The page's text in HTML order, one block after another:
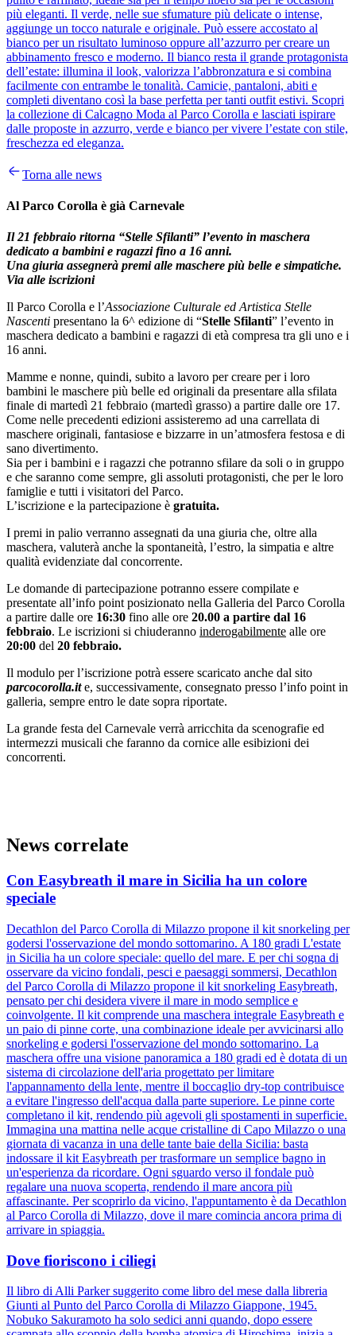
più eleganti. Il verde, nelle sue sfumature più delicate o intense,
aggiunge un tocco naturale e originale. Può essere accostato al
bianco per un risultato luminoso oppure all’azzurro per creare un
abbinamento fresco e moderno. Il bianco resta il grande protagonista
dell’estate: illumina il look, valorizza l’abbronzatura e si combina
facilmente con entrambe le tonalità. Camicie, pantaloni, abiti e
completi diventano così la base perfetta per tanti outfit estivi. Scopri
la collezione di Calcagno Moda al Parco Corolla e lasciati ispirare
dalle proposte in azzurro, verde e bianco per vivere l’estate con stile,
freschezza ed eleganza.
Torna alle news
Al Parco Corolla è già Carnevale
Il 21 febbraio ritorna “Stelle Sfilanti” l’evento in maschera
dedicato a bambini e ragazzi fino a 16 anni.
Una giuria assegnerà premi alle maschere più belle e simpatiche.
Via alle iscrizioni
Il Parco Corolla e l’Associazione Culturale ed Artistica Stelle
Nascenti presentano la 6^ edizione di “Stelle Sfilanti” l’evento in
maschera dedicato a bambini e ragazzi di età compresa tra gli uno e i
16 anni.
Mamme e nonne, quindi, subito a lavoro per creare per i loro
bambini le maschere più belle ed originali da presentare alla sfilata
finale di martedì 21 febbraio (martedì grasso) a partire dalle ore 17.
Come nelle precedenti edizioni assisteremo ad una carrellata di
maschere originali, fantasiose e bizzarre in un’atmosfera festosa e di
sano divertimento.
Sia per i bambini e i ragazzi che potranno sfilare da soli o in gruppo
e che saranno come sempre, gli assoluti protagonisti, che per le loro
famiglie e tutti i visitatori del Parco.
L’iscrizione e la partecipazione è gratuita.
I premi in palio verranno assegnati da una giuria che, oltre alla
maschera, valuterà anche la spontaneità, l’estro, la simpatia e altre
qualità evidenziate dal concorrente.
Le domande di partecipazione potranno essere compilate e
presentate all’info point posizionato nella Galleria del Parco Corolla
a partire dalle ore 16:30 fino alle ore 20.00 a partire dal 16
febbraio. Le iscrizioni si chiuderanno inderogabilmente alle ore
20:00 del 20 febbraio.
Il modulo per l’iscrizione potrà essere scaricato anche dal sito
parcocorolla.ite, successivamente, consegnato presso l’info point in
galleria, sempre entro le date sopra riportate.
La grande festa del Carnevale verrà arricchita da scenografie ed
intermezzi musicali che faranno da cornice alle esibizioni dei
concorrenti.
News correlate
Con Easybreath il mare in Sicilia ha un colore
speciale
Decathlon del Parco Corolla di Milazzo propone il kit snorkeling per
godersi l'osservazione del mondo sottomarino. A 180 gradi L'estate
in Sicilia ha un colore speciale: quello del mare. E per chi sogna di
osservare da vicino fondali, pesci e paesaggi sommersi, Decathlon
del Parco Corolla di Milazzo propone il kit snorkeling Easybreath,
pensato per chi desidera vivere il mare in modo semplice e
coinvolgente. Il kit comprende una maschera integrale Easybreath e
un paio di pinne corte, una combinazione ideale per avvicinarsi allo
snorkeling e godersi l'osservazione del mondo sottomarino. La
maschera offre una visione panoramica a 180 gradi ed è dotata di un
sistema di circolazione dell'aria progettato per limitare
l'appannamento della lente, mentre il boccaglio dry-top contribuisce
a evitare l'ingresso dell'acqua dalla parte superiore. Le pinne corte
completano il kit, rendendo più agevoli gli spostamenti in superficie.
Immagina una mattina nelle acque cristalline di Capo Milazzo o una
giornata di vacanza in una delle tante baie della Sicilia: basta
indossare il kit Easybreath per trasformare un semplice bagno in
un'esperienza da ricordare. Ogni sguardo verso il fondale può
regalare una nuova scoperta, rendendo il mare ancora più
affascinante. Per scoprirlo da vicino, l'appuntamento è da Decathlon
al Parco Corolla di Milazzo, dove il mare comincia ancora prima di
arrivare in spiaggia.
Dove fioriscono i ciliegi
Il libro di Alli Parker suggerito come libro del mese dalla libreria
Giunti al Punto del Parco Corolla di Milazzo Giappone, 1945.
Nobuko Sakuramoto ha solo sedici anni quando, dopo essere